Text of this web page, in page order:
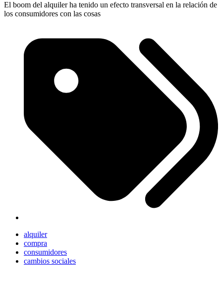
El boom del alquiler ha tenido un efecto transversal en la relación de
los consumidores con las cosas
alquiler
compra
consumidores
cambios sociales